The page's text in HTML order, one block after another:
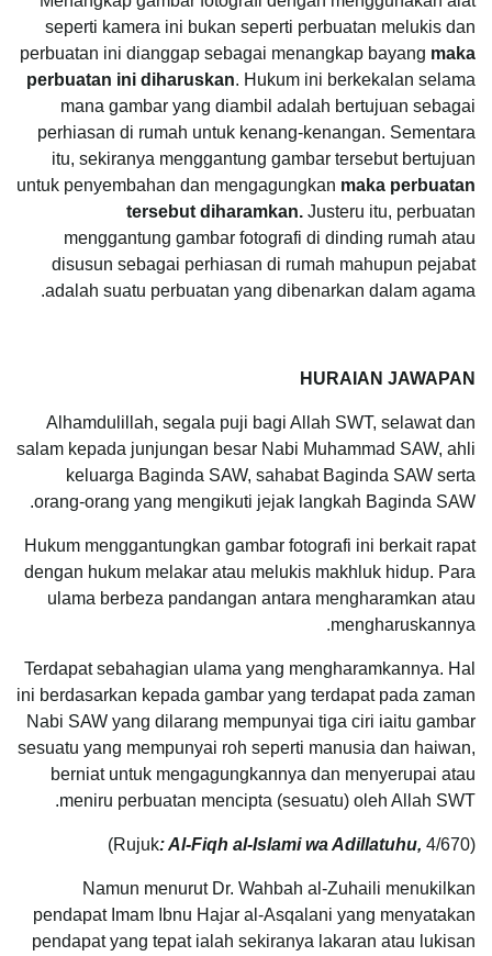
seperti kamera ini bukan seperti perbuatan melukis dan
perbuatan ini dianggap sebagai menangkap bayang maka
perbuatan ini diharuskan. Hukum ini berkekalan selama
mana gambar yang diambil adalah bertujuan sebagai
perhiasan di rumah untuk kenang-kenangan. Sementara
itu, sekiranya menggantung gambar tersebut bertujuan
untuk penyembahan dan mengagungkan maka perbuatan
tersebut diharamkan. Justeru itu, perbuatan
menggantung gambar fotografi di dinding rumah atau
disusun sebagai perhiasan di rumah mahupun pejabat
adalah suatu perbuatan yang dibenarkan dalam agama.
HURAIAN JAWAPAN
Alhamdulillah, segala puji bagi Allah SWT, selawat dan
salam kepada junjungan besar Nabi Muhammad SAW, ahli
keluarga Baginda SAW, sahabat Baginda SAW serta
orang-orang yang mengikuti jejak langkah Baginda SAW.
Hukum menggantungkan gambar fotografi ini berkait rapat
dengan hukum melakar atau melukis makhluk hidup. Para
ulama berbeza pandangan antara mengharamkan atau
mengharuskannya.
Terdapat sebahagian ulama yang mengharamkannya. Hal
ini berdasarkan kepada gambar yang terdapat pada zaman
Nabi SAW yang dilarang mempunyai tiga ciri iaitu gambar
sesuatu yang mempunyai roh seperti manusia dan haiwan,
berniat untuk mengagungkannya dan menyerupai atau
meniru perbuatan mencipta (sesuatu) oleh Allah SWT.
(Rujuk
: Al-Fiqh al-Islami wa Adillatuhu, 4/670)
Namun menurut Dr. Wahbah al-Zuhaili menukilkan
pendapat Imam Ibnu Hajar al-Asqalani yang menyatakan
pendapat yang tepat ialah sekiranya lakaran atau lukisan